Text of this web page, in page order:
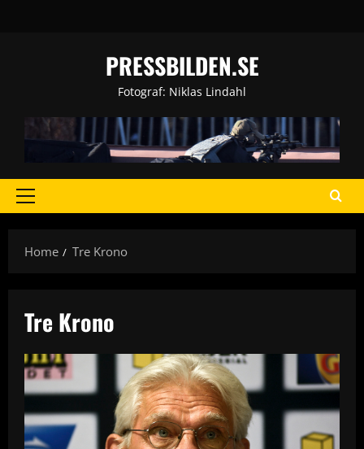
PRESSBILDEN.SE
Fotograf: Niklas Lindahl
Primary
Home
Tre Krono
Tre Krono